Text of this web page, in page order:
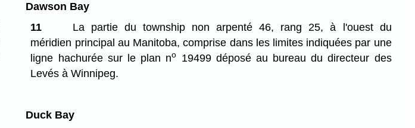
Dawson Bay
11
La partie du township non arpenté 46, rang 25, à l'ouest du
méridien principal au Manitoba, comprise dans les limites indiquées par une
ligne hachurée sur le plan no
19499 déposé au bureau du directeur des
Levés à Winnipeg.
Duck Bay